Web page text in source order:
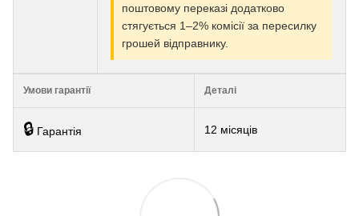
поштовому переказі додатково
стягується 1–2% комісії за пересилку
грошей відправнику.
Умови гарантії Деталі
🔒 Гарантія 12 місяців